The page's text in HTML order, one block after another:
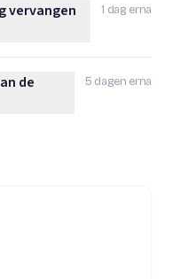
1 dag erna
afvinken
vervangen
5 dagen erna
gemeente afvinken
de